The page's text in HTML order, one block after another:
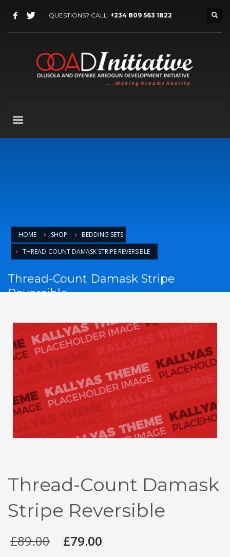
QUESTIONS? CALL: +234 809 563 1822
HOME SHOP
BEDDING SETS
THREAD-COUNT DAMASK STRIPE REVERSIBLE
Thread-Count Damask Stripe
Reversible
Thread-Count Damask
Stripe Reversible
£89.00 £79.00